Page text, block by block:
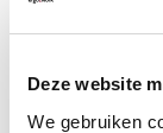
Deze website
We gebruiken